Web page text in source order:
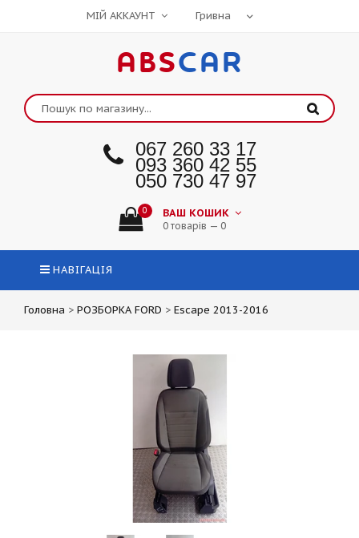
МІЙ АККАУНТ
ABSCAR
067 260 33 17
093 360 42 55
050 730 47 97
0 ВАШ КОШИК
0 товарів — 0
НАВІГАЦІЯ
Головна > РОЗБОРКА FORD > Escape 2013-2016